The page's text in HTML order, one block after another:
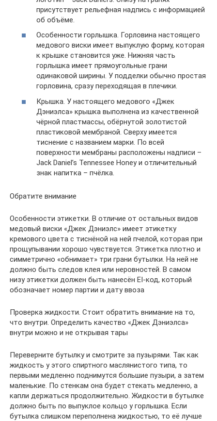
присутствует рельефная надпись с информацией
об объёме.
Особенности горлышка. Горловина настоящего
медового виски имеет выпуклую форму, которая
к крышке становится уже. Нижняя часть
горлышка имеет прямоугольные грани
одинаковой ширины. У подделки обычно простая
горловина, сразу переходящая в плечики.
Крышка. У настоящего медового «Джек
Дэниэлса» крышка выполнена из качественной
чёрной пластмассы, обёрнутой золотистой
пластиковой мембраной. Сверху имеется
тиснение с названием марки. По всей
поверхности мембраны расположены надписи –
Jack Daniel’s Tennessee Honey и отличительный
знак напитка – пчёлка.
Обратите внимание
Особенности этикетки. В отличие от остальных видов
медовый виски «Джек Дэниэлс» имеет этикетку
кремового цвета с тиснёной на ней пчелой, которая при
прощупывании хорошо чувствуется. Этикетка плотно и
симметрично «обнимает» три грани бутылки. На ней не
должно быть следов клея или неровностей. В самом
низу этикетки должен быть нанесён EI-код, который
обозначает номер партии и дату ввоза
Проверка жидкости. Стоит обратить внимание на то,
что внутри. Определить качество «Джек Дэниэлса»
внутри можно и не открывая тары
Переверните бутылку и смотрите за пузырями. Так как
жидкость у этого спиртного маслянистого типа, то
первыми медленно поднимутся большие пузыри, а затем
маленькие. По стенкам она будет стекать медленно, а
капли держаться продолжительно. Жидкости в бутылке
должно быть по выпуклое кольцо у горлышка. Если
бутылка слишком переполнена жидкостью, то её лучше